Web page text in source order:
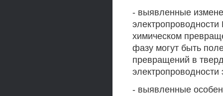
- выявленные
химическом
фазу могут быть
превращений в
электропроводности
- выявленные